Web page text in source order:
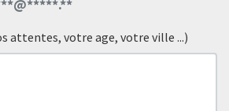
attentes, votre age, votre ville ...)